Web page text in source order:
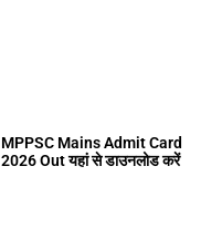
MPPSC Mains Admit Card
2026 Out यहां से डाउनलोड करें